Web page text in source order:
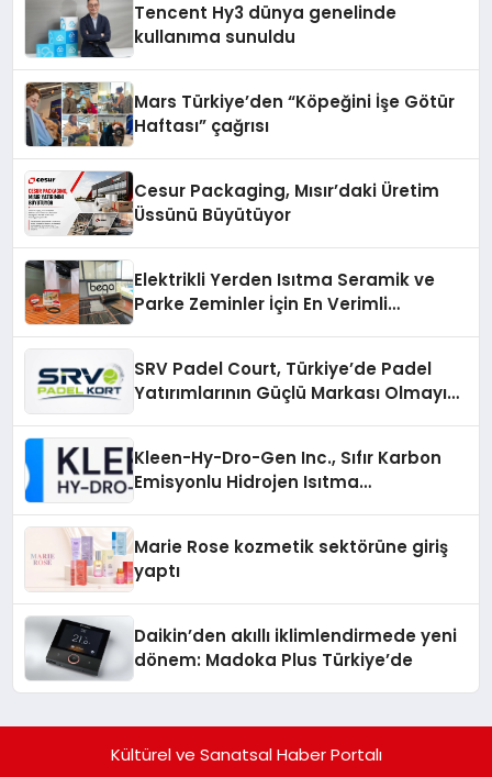
Tencent Hy3 dünya genelinde
kullanıma sunuldu
Mars Türkiye’den “Köpeğini İşe Götür
Haftası” çağrısı
Cesur Packaging, Mısır’daki Üretim
Üssünü Büyütüyor
Elektrikli Yerden Isıtma Seramik ve
Parke Zeminler İçin En Verimli
SRV Padel Court, Türkiye’de Padel
Yatırımlarının Güçlü Markası Olmayı
Kleen-Hy-Dro-Gen Inc., Sıfır Karbon
Emisyonlu Hidrojen Isıtma
Marie Rose kozmetik sektörüne giriş
yaptı
Daikin’den akıllı iklimlendirmede yeni
dönem: Madoka Plus Türkiye’de
Kültürel ve Sanatsal Haber Portalı